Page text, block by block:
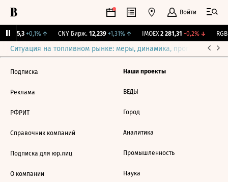
Войти
115,3 +0,1%↑ CNY Бирж. 12,239 +1,31%↑ IMOEX 2 281,31 -0,2%↓
Ситуация на топливном рынке: меры, динамика, прогнозы
Подписка
Реклама
РФРИТ
Справочник компаний
Подписка для юр.лиц
О компании
Наши проекты
ВЕДЫ
Город
Аналитика
Промышленность
Наука